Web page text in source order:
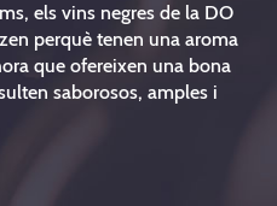
els vins negres de la DO
perquè tenen una aroma
que ofereixen una bona
saborosos, amples i